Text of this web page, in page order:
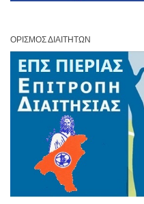
ΟΡΙΣΜΌΣ ΔΙΑΙΤΗΤΏΝ